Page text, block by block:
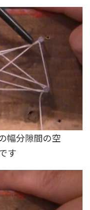
幅分隙間の空
す